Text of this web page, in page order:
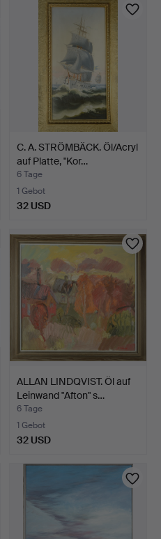
C. A. STRÖMBÄCK. Öl/Acryl
auf Platte, "Kor…
6 Tage
1 Gebot
32 USD
ALLAN LINDQVIST. Öl auf
Leinwand "Afton" s…
6 Tage
1 Gebot
32 USD